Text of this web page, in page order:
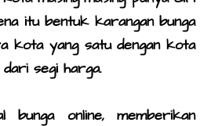
itu bentuk karangan bunga
kota yang satu dengan kota
segi harga.
bunga online, memberikan